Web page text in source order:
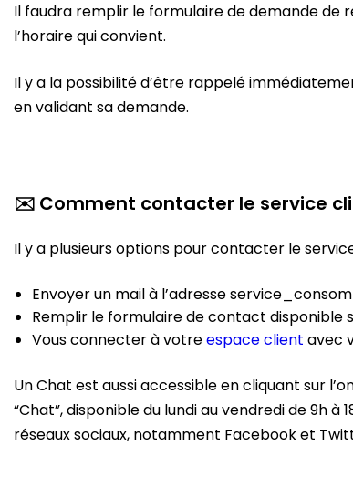
Il faudra remplir le formulaire de demande de
l’horaire qui convient.
Il y a la possibilité d’être rappelé
en validant sa demande.
✉️ Comment contacter le service
Il y a plusieurs options pour contacter le
Envoyer un mail à l’adresse
Remplir le formulaire de contact disponible
Vous connecter à votreespace client avec
Un Chat est aussi accessible en cliquant sur
“Chat”, disponible du lundi au vendredi de 9h à
réseaux sociaux, notamment Facebook et